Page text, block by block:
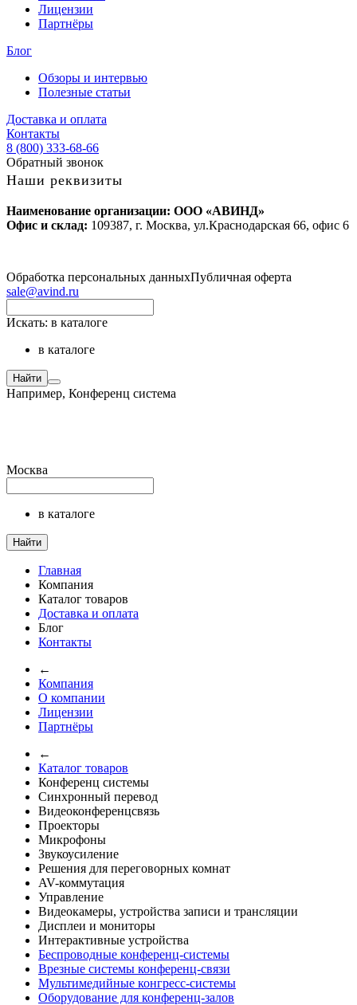
Лицензии
Партнёры
Блог
Обзоры и интервью
Полезные статьи
Доставка и оплата
Контакты
8 (800) 333-68-66
Обратный звонок
Наши реквизиты
Наименование организации: ООО «АВИНД»
Офис и склад: 109387, г. Москва, ул.Краснодарская 66, офис 6
Обработка персональных данныхПубличная оферта
sale@avind.ru
Искать: в каталоге
в каталоге
Найти
Например, Конференц система
Москва
в каталоге
Найти
Главная
Компания
Каталог товаров
Доставка и оплата
Блог
Контакты
←
Компания
О компании
Лицензии
Партнёры
←
Каталог товаров
Конференц системы
Синхронный перевод
Видеоконференцсвязь
Проекторы
Микрофоны
Звукоусиление
Решения для переговорных комнат
AV-коммутация
Управление
Видеокамеры, устройства записи и трансляции
Дисплеи и мониторы
Интерактивные устройства
Беспроводные конференц-системы
Врезные системы конференц-связи
Мультимедийные конгресс-системы
Оборудование для конференц-залов